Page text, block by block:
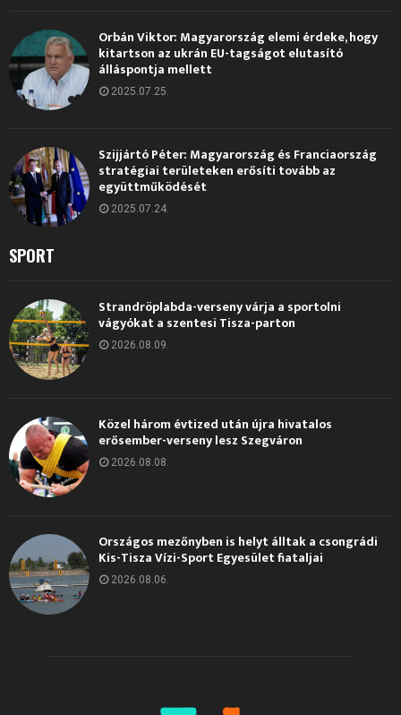
Orbán Viktor: Magyarország elemi érdeke, hogy
kitartson az ukrán EU-tagságot elutasító
álláspontja mellett
2025.07.25.
Szijjártó Péter: Magyarország és Franciaország
stratégiai területeken erősíti tovább az
együttműködését
2025.07.24.
SPORT
Strandröplabda-verseny várja a sportolni
vágyókat a szentesi Tisza-parton
2026.08.09.
Közel három évtized után újra hivatalos
erősember-verseny lesz Szegváron
2026.08.08.
Országos mezőnyben is helyt álltak a csongrádi
Kis-Tisza Vízi-Sport Egyesület fiataljai
2026.08.06.